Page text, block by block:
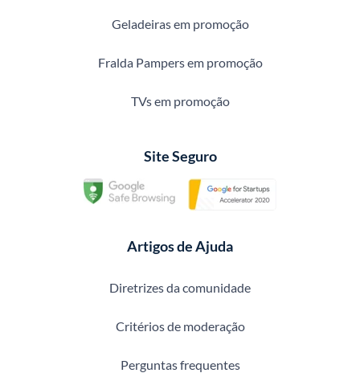
Geladeiras em promoção
Fralda Pampers em promoção
TVs em promoção
Site Seguro
Artigos de Ajuda
Diretrizes da comunidade
Critérios de moderação
Perguntas frequentes